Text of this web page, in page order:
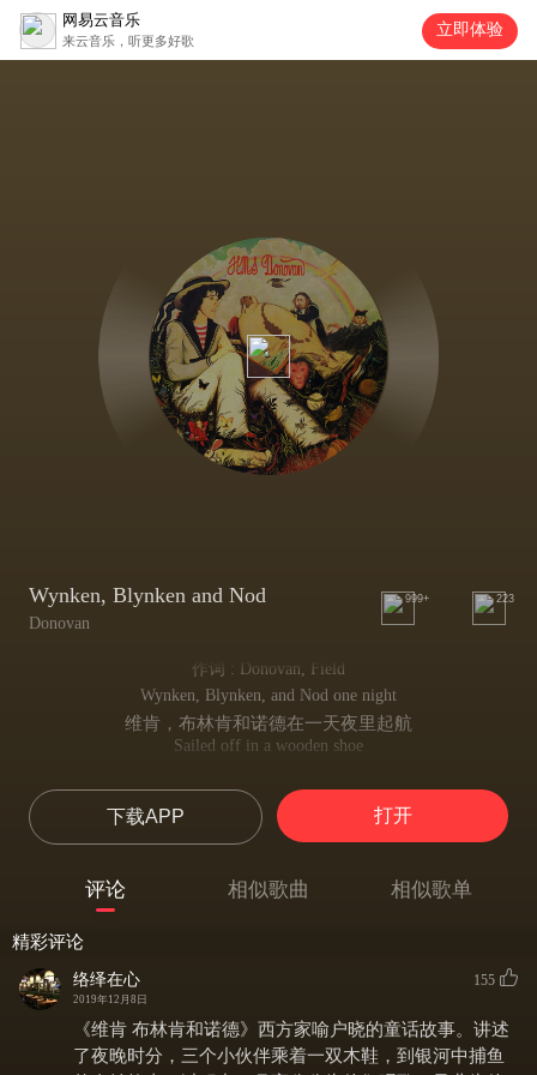
网易云音乐
来云音乐，听更多好歌
立即体验
Wynken, Blynken and Nod
Donovan
999+ 223
作词 : Donovan, Field
Wynken, Blynken, and Nod one night
维肯，布林肯和诺德在一天夜里起航
Sailed off in a wooden shoe
Sailed on a river of crystal light
在闪耀着如同水晶一般的河流上航行
Into a sea of dew.
"Where are you going, what do you wish ?" “
"We have come to fish for the herring fish
我们是去钓鲱鱼的
That live in this beutiful sea
下载APP 打开
评论 相似歌曲 相似歌单
精彩评论
络绎在心
2019年12月8日
155
《维肯 布林肯和诺德》西方家喻户晓的童话故事。讲述
了夜晚时分，三个小伙伴乘着一双木鞋，到银河中捕鱼